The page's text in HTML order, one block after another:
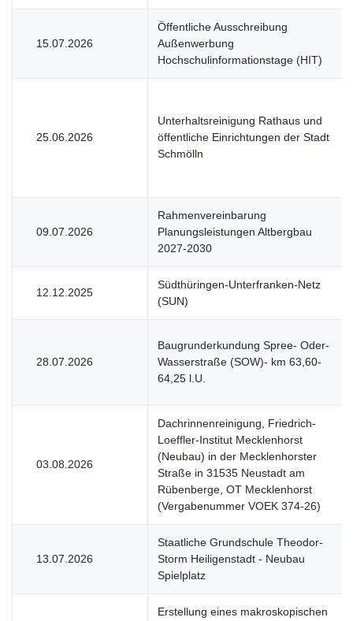
15.07.2026
Öffentliche Ausschreibung
Außenwerbung
Hochschulinformationstage (HIT)
25.06.2026
Unterhaltsreinigung Rathaus und
öffentliche Einrichtungen der Stadt
Schmölln
09.07.2026
Rahmenvereinbarung
Planungsleistungen Altbergbau
2027-2030
12.12.2025
Südthüringen-Unterfranken-Netz
(SUN)
28.07.2026
Baugrunderkundung Spree- Oder-
Wasserstraße (SOW)- km 63,60-
64,25 l.U.
03.08.2026
Dachrinnenreinigung, Friedrich-
Loeffler-Institut Mecklenhorst
(Neubau) in der Mecklenhorster
Straße in 31535 Neustadt am
Rübenberge, OT Mecklenhorst
(Vergabenummer VOEK 374-26)
13.07.2026
Staatliche Grundschule Theodor-
Storm Heiligenstadt - Neubau
Spielplatz
Erstellung eines makroskopischen